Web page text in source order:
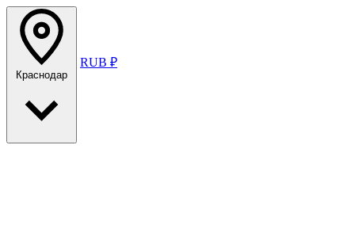
Краснодар
RUB ₽